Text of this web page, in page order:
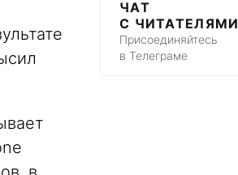
ЧАТ
С ЧИТАТЕЛЯМИ
Присоединяйтесь
в Телеграме